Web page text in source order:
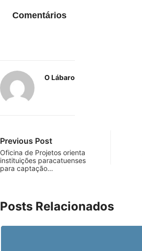
Comentários
O Lábaro
Previous Post
Oficina de Projetos orienta
instituições paracatuenses
para captação…
Posts Relacionados